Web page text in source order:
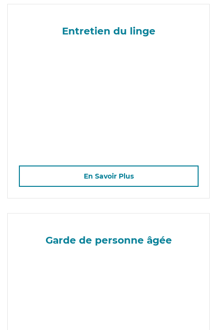
Entretien du linge
En Savoir Plus
Garde de personne âgée